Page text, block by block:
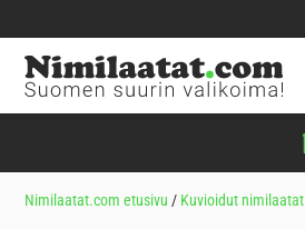
Nimilaatat.com etusivu / Kuvioidut nimilaatat